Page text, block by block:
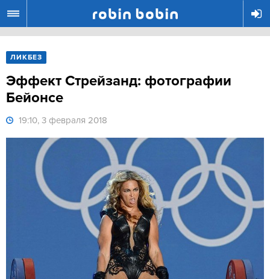
ЛИКБЕЗ
Эффект Стрейзанд: фотографии
Бейонсе
19:10, 3 февраля 2018